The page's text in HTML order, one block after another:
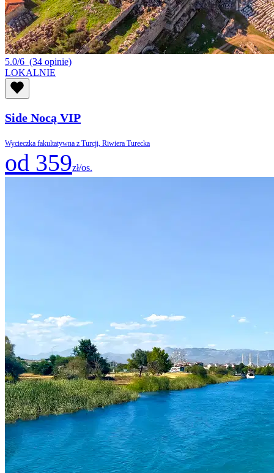
5.0/6 (34 opinie)
LOKALNIE
Side Nocą VIP
Wycieczka fakultatywna z Turcji, Riwiera Turecka
od 359zł/os.